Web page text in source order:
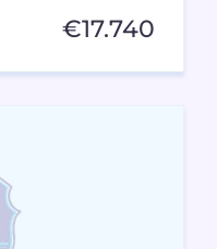
€17.740